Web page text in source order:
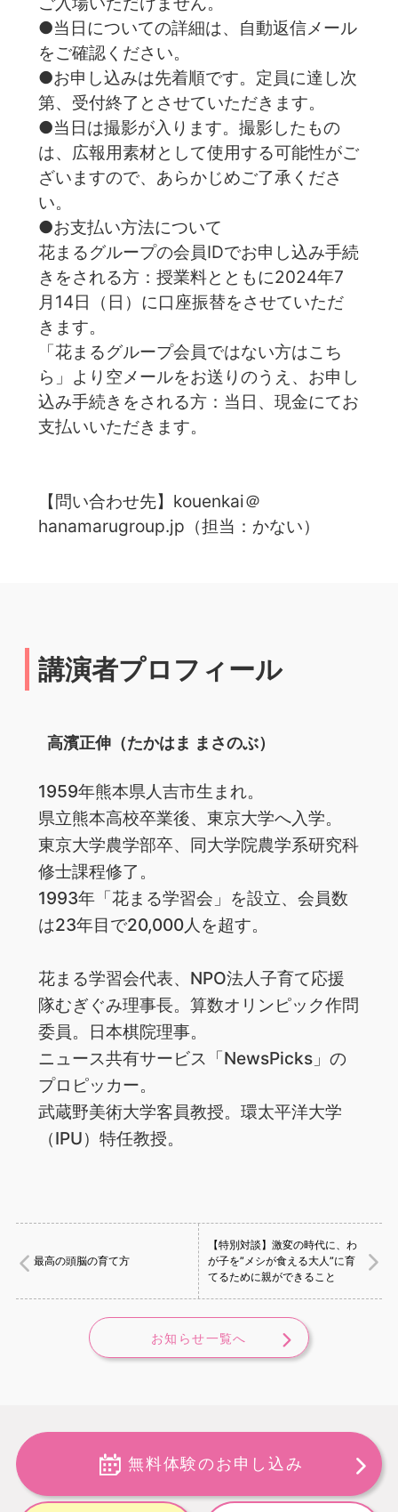
●当日についての詳細は、自動返信メール
をご確認ください。
●お申し込みは先着順です。定員に達し次
第、受付終了とさせていただきます。
●当日は撮影が入ります。撮影したもの
は、広報用素材として使用する可能性がご
ざいますので、あらかじめご了承くださ
い。
●お支払い方法について
花まるグループの会員IDでお申し込み手続
きをされる方：授業料とともに2024年7
月14日（日）に口座振替をさせていただ
きます。
「花まるグループ会員ではない方はこち
ら」より空メールをお送りのうえ、お申し
込み手続きをされる方：当日、現金にてお
支払いいただきます。
【問い合わせ先】kouenkai＠
hanamarugroup.jp（担当：かない）
講演者プロフィール
高濱正伸（たかはま まさのぶ）
1959年熊本県人吉市生まれ。
県立熊本高校卒業後、東京大学へ入学。
東京大学農学部卒、同大学院農学系研究科
修士課程修了。
1993年「花まる学習会」を設立、会員数
は23年目で20,000人を超す。
花まる学習会代表、NPO法人子育て応援
隊むぎぐみ理事長。算数オリンピック作問
委員。日本棋院理事。
ニュース共有サービス「NewsPicks」の
プロピッカー。
武蔵野美術大学客員教授。環太平洋大学
（IPU）特任教授。
最高の頭脳の育て方
【特別対談】激変の時代に、わ
が子を”メシが食える大人”に育
てるために親ができること
お知らせ一覧へ
無料体験のお申し込み